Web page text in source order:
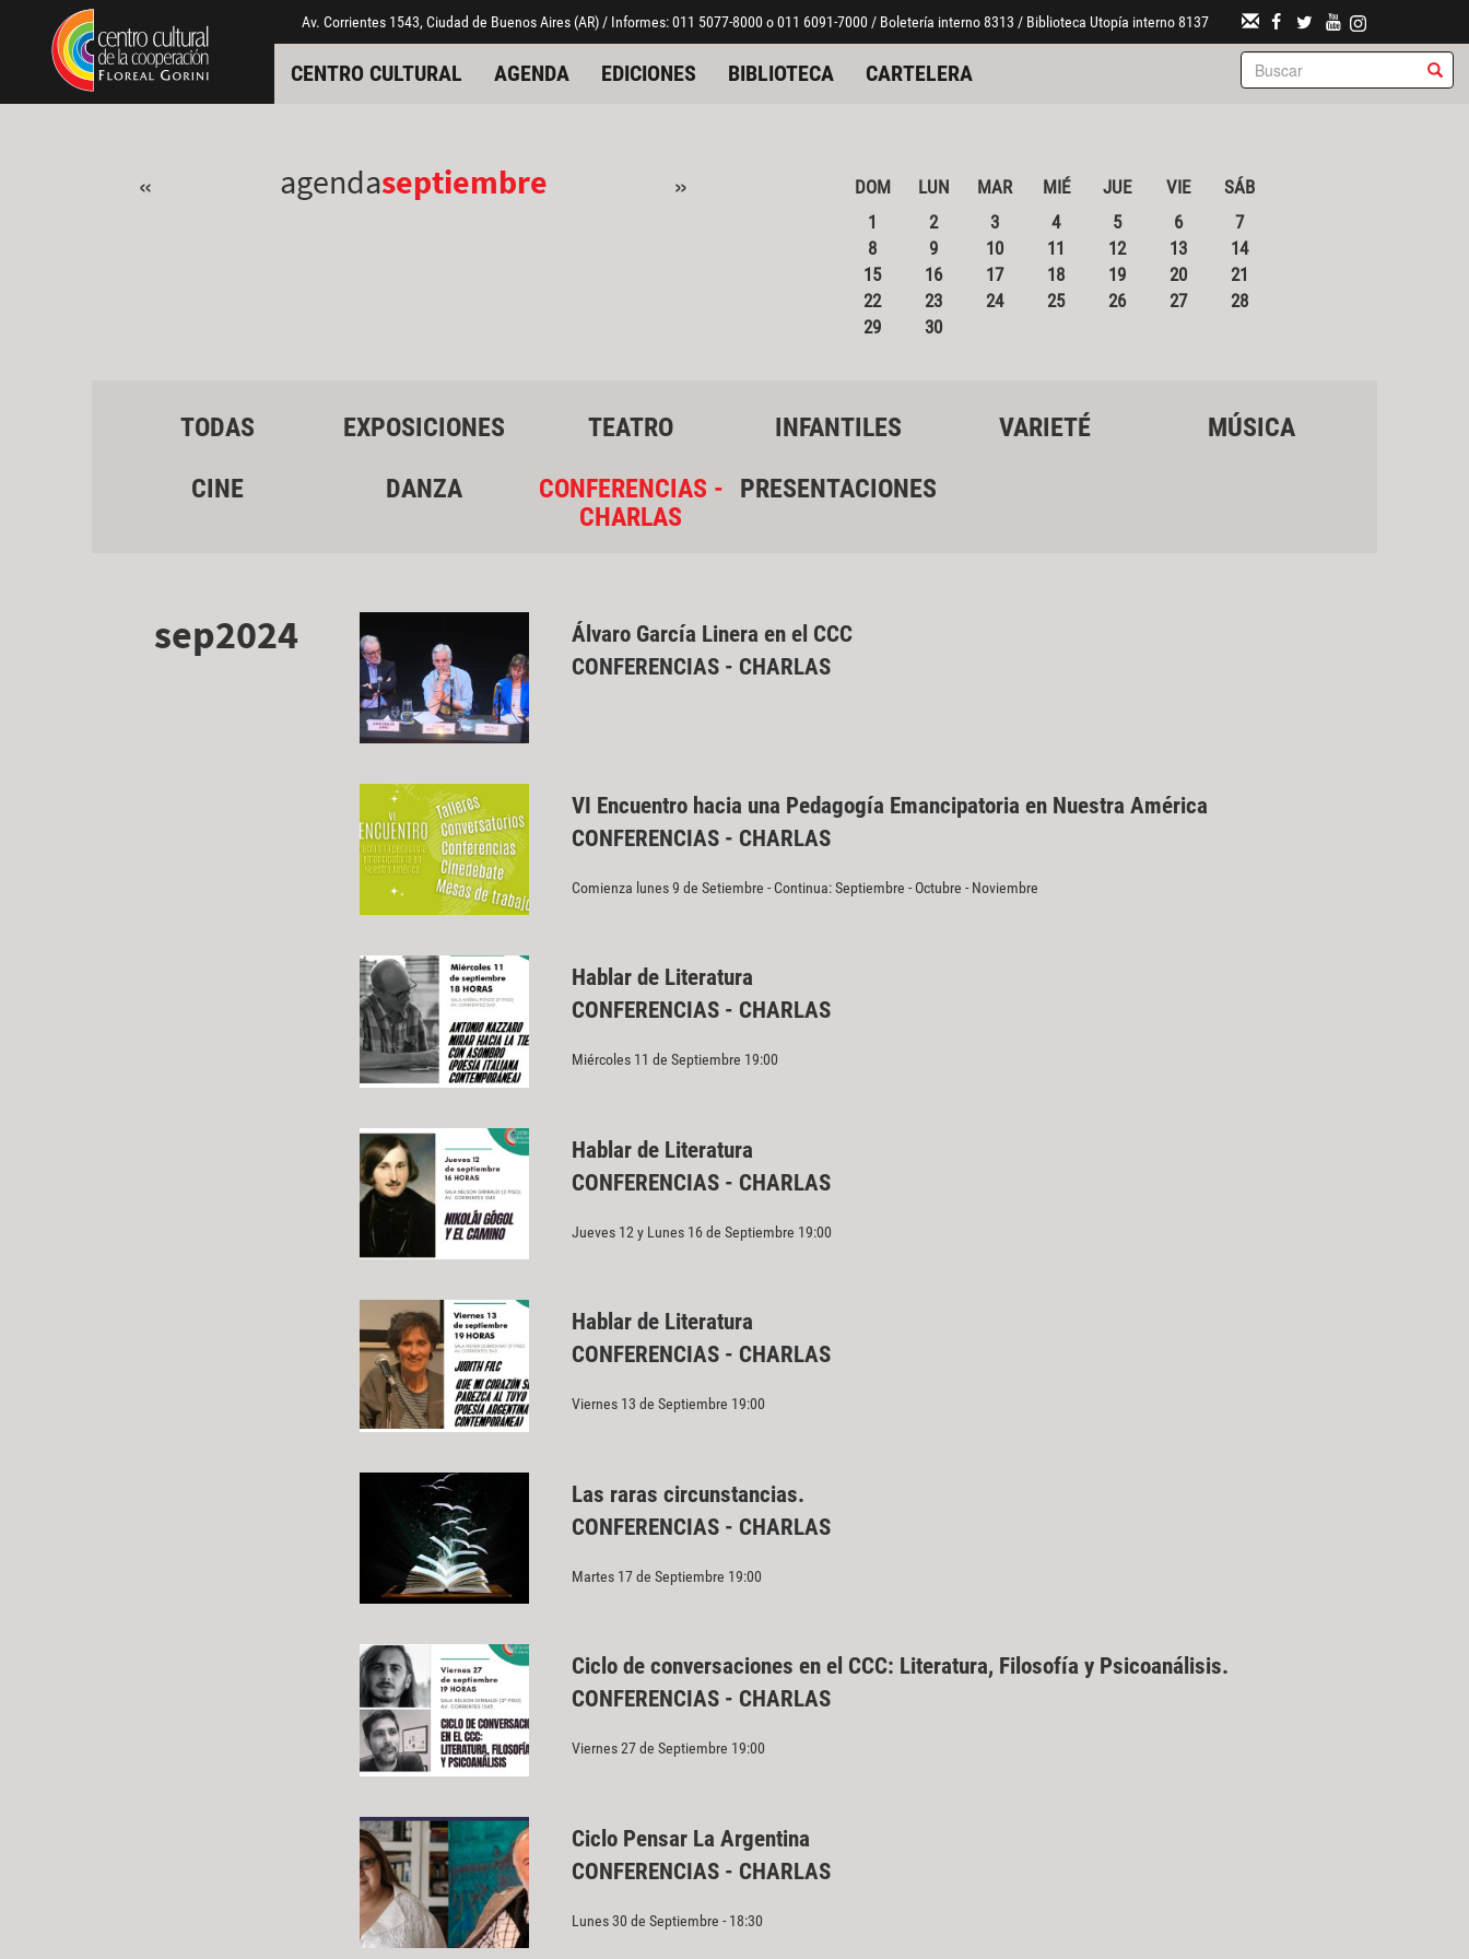
Pasar al contenido principal
Jump to main content Av. Corrientes 1543, Ciudad de Buenos Aires (AR) / Informes: 011 5077-8000 o 011 6091-7000 / Boletería interno 8313 / Biblioteca Utopía interno 8137
CENTRO CULTURAL AGENDA EDICIONES BIBLIOTECA CARTELERA
« agendaseptiembre » DOM LUN MAR MIÉ JUE VIE
SÁB
1
2 3 4 5 6
7
8
9 10 11 12 13
14
15
16 17 18 19 20
21
22
23 24 25 26 27
28
29
30
TODAS EXPOSICIONES TEATRO INFANTILES VARIETÉ
MÚSICA
CINE
DANZA
CONFERENCIAS -
CHARLAS
PRESENTACIONES
sep2024
Álvaro García Linera en el CCC
CONFERENCIAS - CHARLAS
VI Encuentro hacia una Pedagogía Emancipatoria en Nuestra América
CONFERENCIAS - CHARLAS
Comienza lunes 9 de Setiembre - Continua: Septiembre - Octubre - Noviembre
Hablar de Literatura
CONFERENCIAS - CHARLAS
Miércoles 11 de Septiembre 19:00
Hablar de Literatura
CONFERENCIAS - CHARLAS
Jueves 12 y Lunes 16 de Septiembre 19:00
Hablar de Literatura
CONFERENCIAS - CHARLAS
Viernes 13 de Septiembre 19:00
Las raras circunstancias.
CONFERENCIAS - CHARLAS
Martes 17 de Septiembre 19:00
Ciclo de conversaciones en el CCC: Literatura, Filosofía y Psicoanálisis.
CONFERENCIAS - CHARLAS
Viernes 27 de Septiembre 19:00
Ciclo Pensar La Argentina
CONFERENCIAS - CHARLAS
Lunes 30 de Septiembre - 18:30